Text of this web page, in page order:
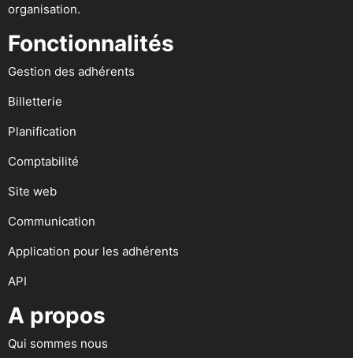
organisation.
Fonctionnalités
Gestion des adhérents
Billetterie
Planification
Comptabilité
Site web
Communication
Application pour les adhérents
API
A propos
Qui sommes nous